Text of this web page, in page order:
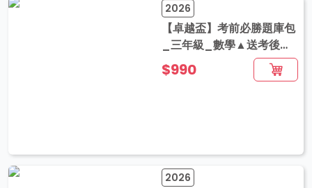
2026
【卓越盃】考前必勝題庫包
_三年級_數學▲送考後影
音解題
$990
2026